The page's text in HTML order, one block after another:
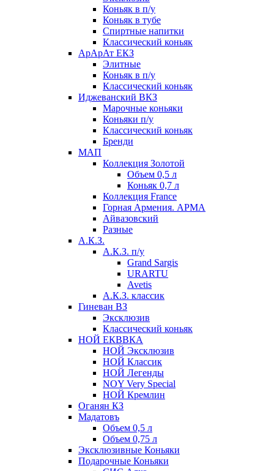
Коньяк в п/у
Коньяк в тубе
Спиртные напитки
Классический коньяк
АрАрАт ЕКЗ
Элитные
Коньяк в п/у
Классический коньяк
Иджеванский ВКЗ
Марочные коньяки
Коньяки п/у
Классический коньяк
Бренди
МАП
Коллекция Золотой
Объем 0,5 л
Коньяк 0,7 л
Коллекция France
Горная Армения. АРМА
Айвазовский
Разные
А.К.З.
А.К.З. п/у
Grand Sargis
URARTU
Avetis
А.К.З. классик
Гиневан ВЗ
Эксклюзив
Классический коньяк
НОЙ ЕКВВКА
НОЙ Эксклюзив
НОЙ Классик
НОЙ Легенды
NOY Very Speсial
НОЙ Кремлин
Оганян КЗ
Мадатовъ
Объем 0,5 л
Объем 0,75 л
Эксклюзивные Коньяки
Подарочные Коньяки